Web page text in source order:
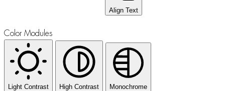
Align Text
Color Modules
Light Contrast High Contrast Monochrome